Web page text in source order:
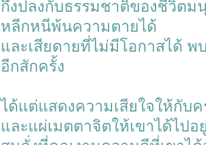
กึ่งปลงกับธรรมชาติของชีวิตม
หลีกหนีพ้นความตายได้
และเสียดายที่ไม่มีโอกาสได้
อีกสักครั้ง
ได้แต่แสดงความเสียใจให้กับค
และแผ่เมตตาจิตให้เขาได้ไป